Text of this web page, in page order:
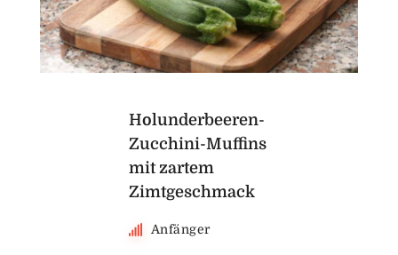
Holunderbeeren-
Zucchini-Muffins
mit zartem
Zimtgeschmack
Anfänger